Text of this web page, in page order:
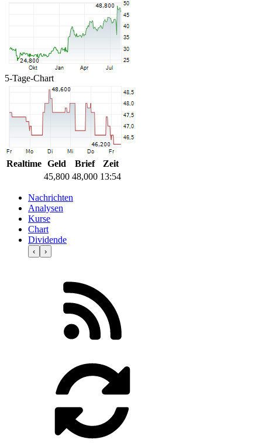
5-Tage-Chart
Realtime Geld Brief
Zeit
45,800 48,000 13:54
Nachrichten
Analysen
Kurse
Chart
Dividende
‹ ›